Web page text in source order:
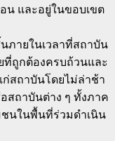
อน และอยู่ในขอบเขต
ภายในเวลาที่สถาบัน
ที่ถูกต้องครบถ้วนและ
ก่สถาบันโดยไม่ล่าช้า
สถาบันต่าง ๆ ทั้งภาค
นในพื้นที่ร่วมดำเนิน